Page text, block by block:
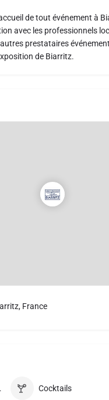
de tout événement à
avec les professionnels
prestataires
de Biarritz.
France
Cocktails